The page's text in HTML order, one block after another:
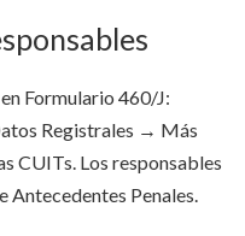
Formulario 460/J:
Registrales → Más
CUITs. Los responsables
Penales.